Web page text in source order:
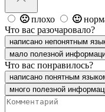
🙁 плохо 🙂
Что вас разочаровало?
написано непонятным
мало полезной
Что вас понравилось?
написано понятным
много полезной